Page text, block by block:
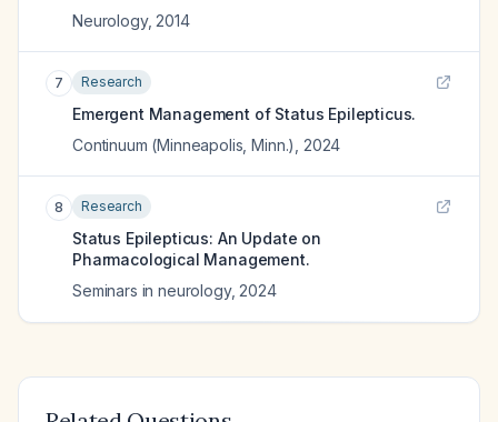
Neurology, 2014
7 Research
Emergent Management of Status Epilepticus.
Continuum (Minneapolis, Minn.)
2024
8 Research
Status Epilepticus: An Update on
Pharmacological Management.
Seminars in neurology, 2024